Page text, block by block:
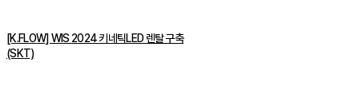
[K.FLOW] WIS 2024 키네틱LED 렌탈 구축
(SKT)